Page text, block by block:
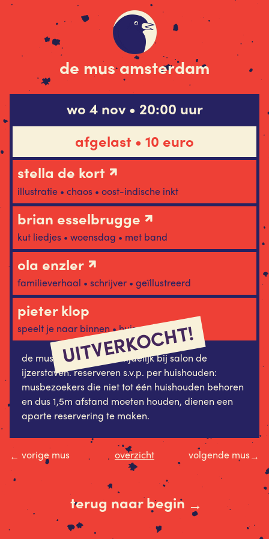
de mus amsterdam
wo 4 nov • 20:00 uur
afgelast • 10 euro
stella de kort
illustratie • chaos • oost-indische inkt
brian esselbrugge
kut liedjes • woensdag • met band
ola enzler
familieverhaal • schrijver • geïllustreerd
pieter klop
speelt je naar binnen • huismus-ikant
UITVERKOCHT!
de mus programmeert tijdelijk bij salon de
ijzerstaven. reserveren s.v.p. per huishouden:
musbezoekers die niet tot één huishouden behoren
en dus 1,5m afstand moeten houden, dienen een
aparte reservering te maken.
← vorige mus overzicht volgende mus→
terug naar begin →